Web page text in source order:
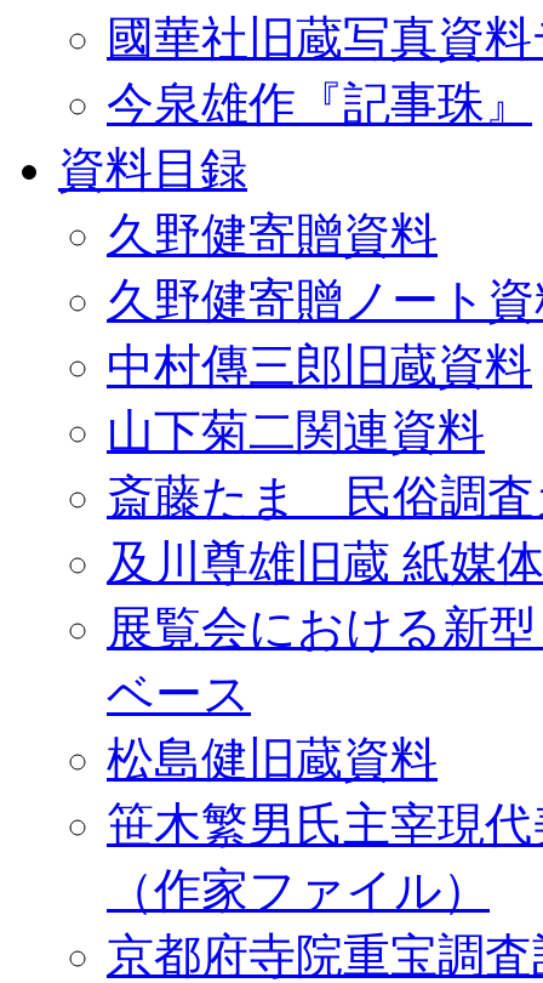
國華社旧蔵写真資
今泉雄作『記事珠』
資料目録
久野健寄贈資料
久野健寄贈ノート
中村傳三郎旧蔵資料
山下菊二関連資料
斎藤たま 民俗調査
及川尊雄旧蔵 紙媒
展覧会における新
ベース
松島健旧蔵資料
笹木繁男氏主宰現
（作家ファイル）
京都府寺院重宝調